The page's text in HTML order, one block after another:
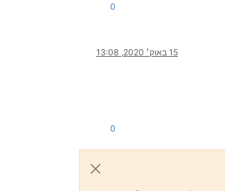
0
15 באוק׳ 2020, 13:08
0